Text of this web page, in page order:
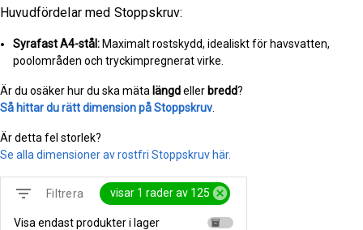
Huvudfördelar med Stoppskruv:
Syrafast A4-stål: Maximalt rostskydd, idealiskt för havsvatten,
poolområden och tryckimpregnerat virke.
Är du osäker hur du ska mäta längdeller bredd?
Så hittar du rätt dimension på Stoppskruv
Är detta fel storlek?
Se alla dimensioner av rostfri Stoppskruv här.
filter_list Filtrera visar 1 rader av 125 cancel
Visa endast produkter i lager inventory